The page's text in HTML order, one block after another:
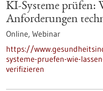
KI-Systeme prüfen:
Anforderungen
Online, Webinar
https://
systeme-pruefen-wie-
verifizieren